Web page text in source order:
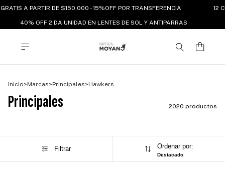
A PARTIR DE $150.000 - 15%OFF POR TRANSFERENCIA 12
40% OFF 2 DA UNIDAD EN LENTES DE SOL Y ANTIPARRAS
Inicio>Marcas>Principales>Hawkers
Principales 2020 productos
Filtrar Ordenar por:
Destacado